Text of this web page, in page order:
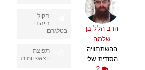
הרב הלל בן
שלמה
ההשתחוויה
הסודית שלי
הקול
היהודי
בטלגרם
תפוצת
ווצאפ יומית